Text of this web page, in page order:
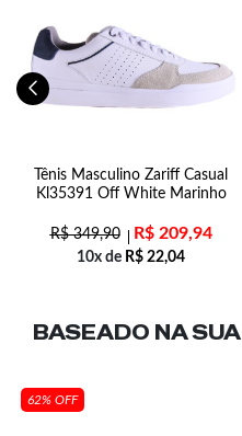
Tênis Masculino Zariff Casual
Kl35391 Off White Marinho
R$349,90 R$209,94
10x de R$ 22,04
BASEADO NA SUA
62% OFF